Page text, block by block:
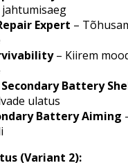
Expert –
– Kiirem
Battery
ulatus
Battery Aiming
(Variant 2):